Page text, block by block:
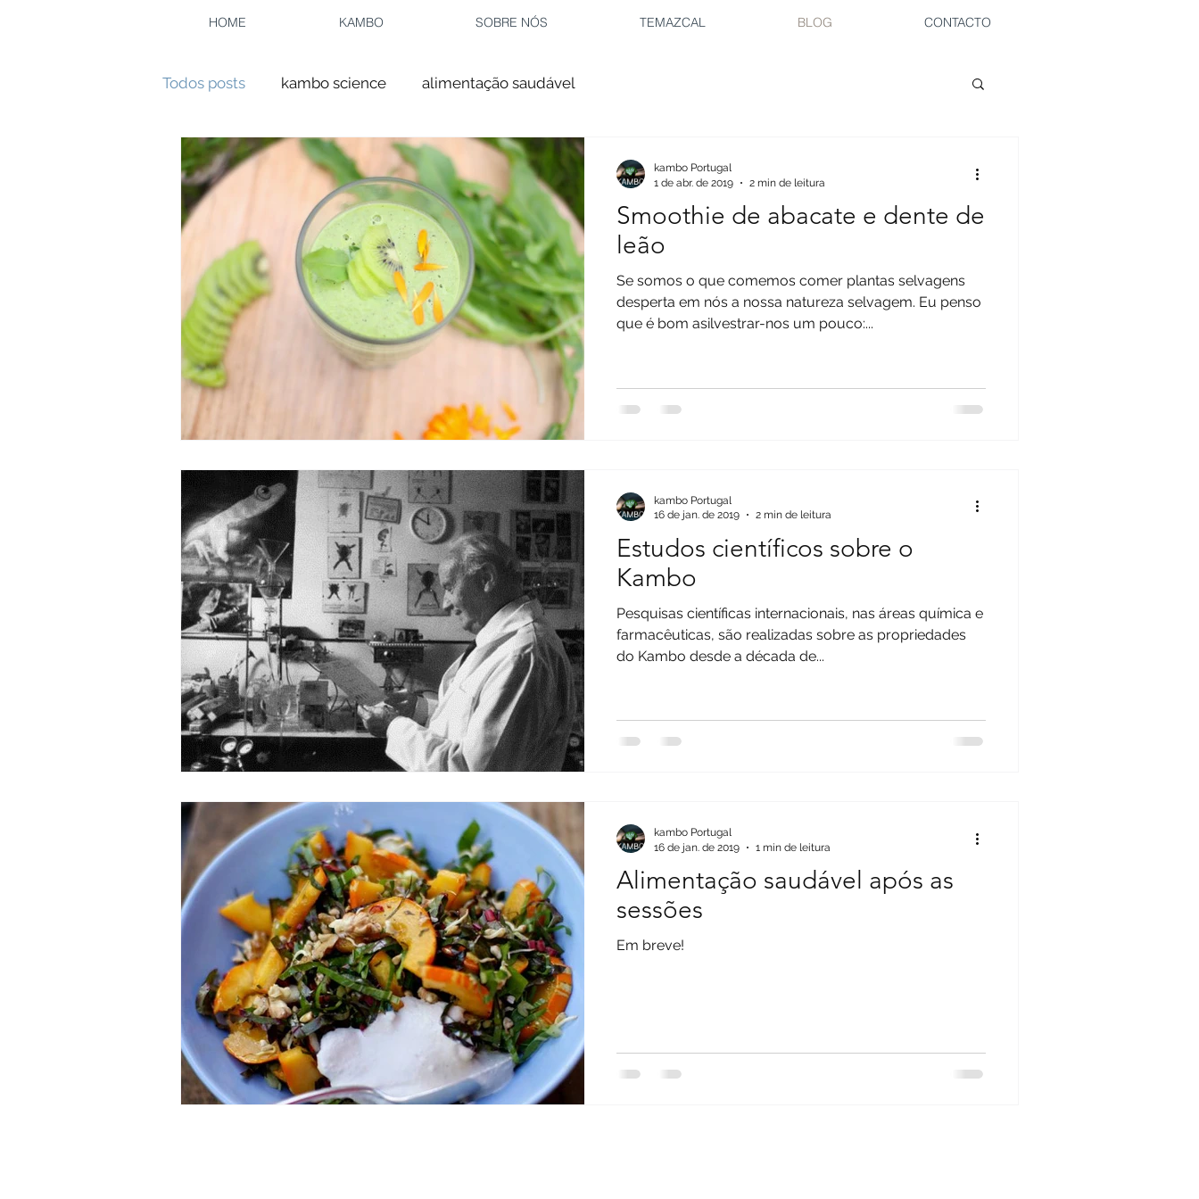
HOME KAMBO SOBRE NÓS TEMAZCAL BLOG CONTACTO
Todos posts kambo science alimentação saudável
Smoothie de abacate e dente de
leão
Se somos o que comemos comer plantas selvagens
desperta em nós a nossa natureza selvagem. Eu penso
que é bom asilvestrar-nos um pouco:...
kambo Portugal
1 de abr. de 2019
2 min de leitura
Estudos científicos sobre o
Kambo
Pesquisas científicas internacionais, nas áreas química e
farmacêuticas, são realizadas sobre as propriedades
do Kambo desde a década de...
kambo Portugal
16 de jan. de 2019
2 min de leitura
Alimentação saudável após as
sessões
Em breve!
kambo Portugal
16 de jan. de 2019
1 min de leitura